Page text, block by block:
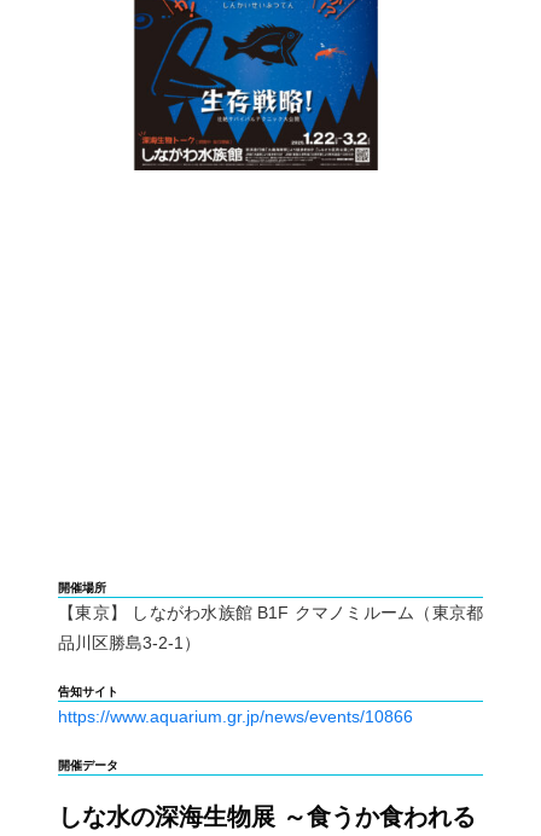
開催場所
【東京】 しながわ水族館 B1F クマノミルーム（東京都
品川区勝島3-2-1）
告知サイト
https://www.aquarium.gr.jp/news/events/10866
開催データ
しな水の深海生物展 ～食うか食われる